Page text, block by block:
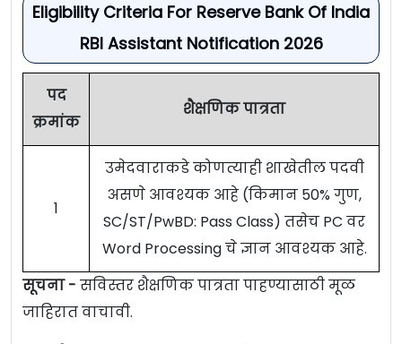
Eligibility Criteria For Reserve Bank Of India
RBI Assistant Notification 2026
पद
क्रमांक
शैक्षणिक पात्रता
1
उमेदवाराकडे कोणत्याही शाखेतील पदवी
असणे आवश्यक आहे (किमान 50% गुण,
SC/ST/PwBD: Pass Class) तसेच PC वर
Word Processing चे ज्ञान आवश्यक आहे.
सूचना - सविस्तर शैक्षणिक पात्रता पाहण्यासाठी मूळ
जाहिरात वाचावी.